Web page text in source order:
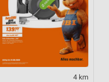
4 km